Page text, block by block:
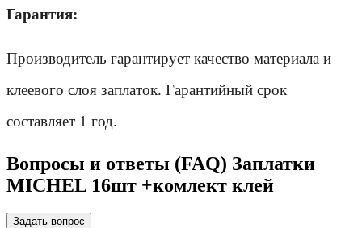
Гарантия:
Производитель гарантирует качество материала и
клеевого слоя заплаток. Гарантийный срок
составляет 1 год.
Вопросы и ответы (FAQ) Заплатки
MICHEL 16шт +комлект клей
Задать вопрос